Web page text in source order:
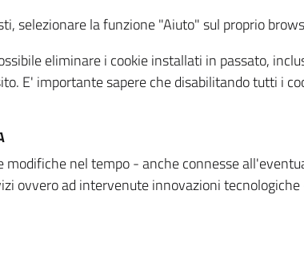
selezionare la funzione "Aiuto" sul proprio
eliminare i cookie installati in passato,
E' importante sapere che disabilitando tutti i
modifiche nel tempo - anche connesse
ovvero ad intervenute innovazioni